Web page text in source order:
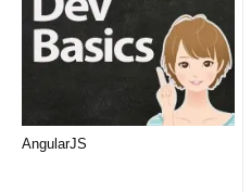
アウォール管理ツールの改
良などであり、外見的には
大きな違いはない。
ルールの追加やツールの
改良以外での大きな違いと
AngularJS